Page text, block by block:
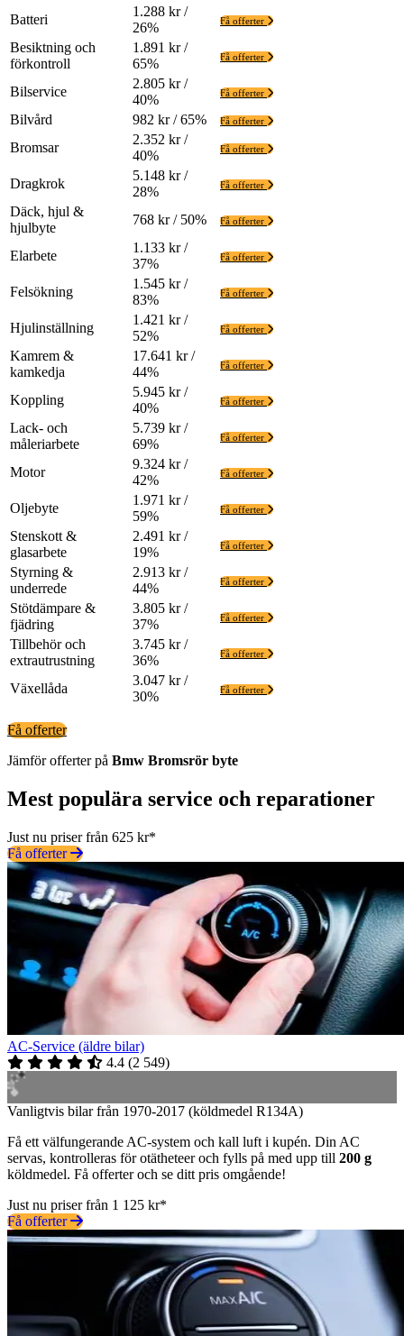
Batteri
1.288 kr /
26%
Få offerter
Besiktning och
förkontroll
1.891 kr /
65%
Få offerter
Bilservice
2.805 kr /
40%
Få offerter
Bilvård 982 kr / 65% Få offerter
Bromsar
2.352 kr /
40%
Få offerter
Dragkrok
5.148 kr /
28%
Få offerter
Däck, hjul &
hjulbyte
768 kr / 50% Få offerter
Elarbete
1.133 kr /
37%
Få offerter
Felsökning
1.545 kr /
83%
Få offerter
Hjulinställning
1.421 kr /
52%
Få offerter
Kamrem &
kamkedja
17.641 kr /
44%
Få offerter
Koppling
5.945 kr /
40%
Få offerter
Lack- och
måleriarbete
5.739 kr /
69%
Få offerter
Motor
9.324 kr /
42%
Få offerter
Oljebyte
1.971 kr /
59%
Få offerter
Stenskott &
glasarbete
2.491 kr /
19%
Få offerter
Styrning &
underrede
2.913 kr /
44%
Få offerter
Stötdämpare &
fjädring
3.805 kr /
37%
Få offerter
Tillbehör och
extrautrustning
3.745 kr /
36%
Få offerter
Växellåda
3.047 kr /
30%
Få offerter
Få offerter
Jämför offerter på Bmw Bromsrör byte
Mest populära service och reparationer
Just nu priser från 625 kr*
Få offerter
AC-Service (äldre bilar)
4.4 (2 549)
Vanligtvis bilar från 1970-2017 (köldmedel R134A)
Få ett välfungerande AC-system och kall luft i kupén. Din AC
servas, kontrolleras för otätheteer och fylls på med upp till 200 g
köldmedel. Få offerter och se ditt pris omgående!
Just nu priser från 1 125 kr*
Få offerter